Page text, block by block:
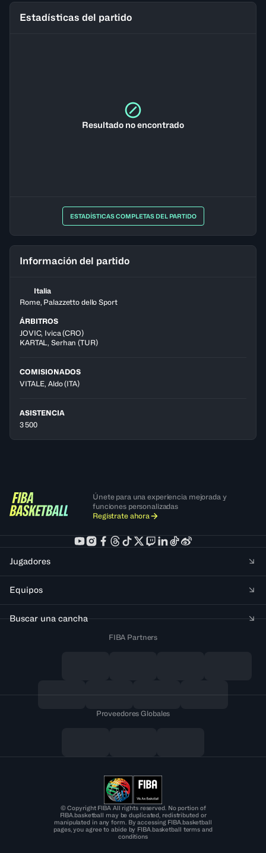
Estadísticas del partido
Resultado no encontrado
ESTADÍSTICAS COMPLETAS DEL PARTIDO
Información del partido
Italia
Rome, Palazzetto dello Sport
ÁRBITROS
JOVIC, Ivica(CRO)
KARTAL,Serhan (TUR)
COMISIONADOS
VITALE, Aldo(ITA)
ASISTENCIA
3 500
Únete para una experiencia mejorada y
funciones personalizadas
Regístrate ahora
Jugadores
Equipos
Buscar una cancha
FIBA Partners
Proveedores Globales
© Copyright FIBA All rights reserved. No portion of
FIBA.basketball may be duplicated, redistributed or
manipulated in any form. By accessing FIBA.basketball
pages, you agree to abide by FIBA.basketball terms and
conditions